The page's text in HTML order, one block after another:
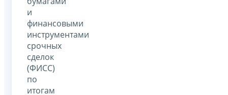
и
финансовыми
инструментами
срочных
сделок
(ФИСС)
по
итогам